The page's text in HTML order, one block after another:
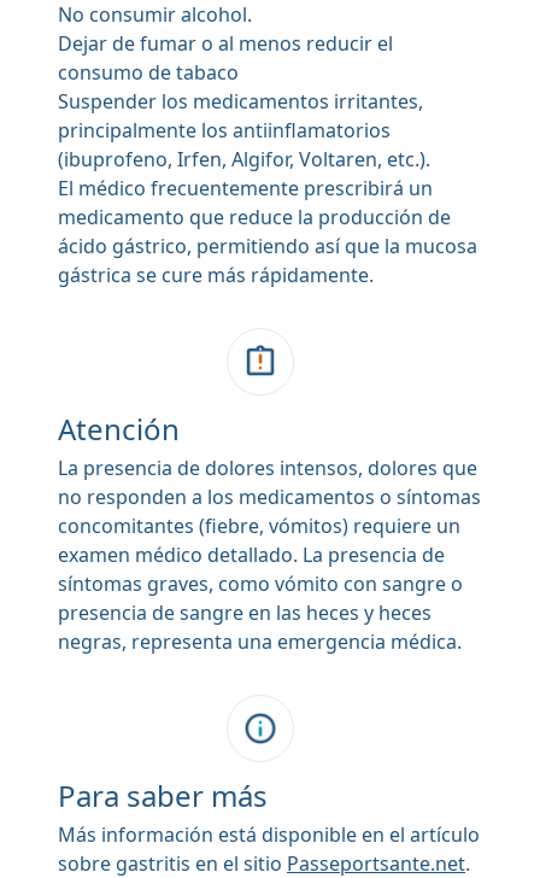
No consumir alcohol.
Dejar de fumar o al menos reducir el
consumo de tabaco
Suspender los medicamentos irritantes,
principalmente los antiinflamatorios
(ibuprofeno, Irfen, Algifor, Voltaren, etc.).
El médico frecuentemente prescribirá un
medicamento que reduce la producción de
ácido gástrico, permitiendo así que la mucosa
gástrica se cure más rápidamente.
Atención
La presencia de dolores intensos, dolores que
no responden a los medicamentos o síntomas
concomitantes (fiebre, vómitos) requiere un
examen médico detallado. La presencia de
síntomas graves, como vómito con sangre o
presencia de sangre en las heces y heces
negras, representa una emergencia médica.
Para saber más
Más información está disponible en el artículo
sobre gastritis en el sitio Passeportsante.net.